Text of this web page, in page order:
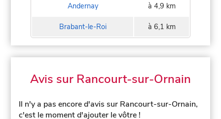
Andernay à 4,9 km
Brabant-le-Roi à 6,1 km
Avis sur Rancourt-sur-Ornain
Il n'y a pas encore d'avis sur Rancourt-sur-Ornain,
c'est le moment d'ajouter le vôtre !